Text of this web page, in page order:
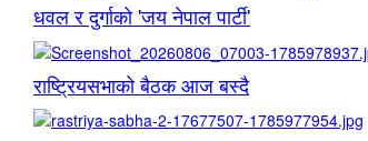
धवल र दुर्गाको 'जय नेपाल पार्टी'
राष्ट्रियसभाको बैठक आज बस्दै